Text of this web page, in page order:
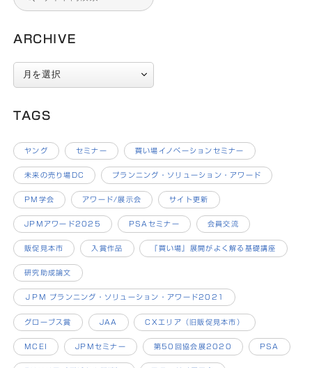
ARCHIVE
ARCHIVE
TAGS
ヤング セミナー 買い場イノベーションセミナー
未来の売り場DC プランニング・ソリューション・アワード
PM学会 アワード/展示会 サイト更新
JPMアワード2025 PSAセミナー 会員交流
販促見本市 入賞作品 『買い場』展開がよく解る基礎講座
研究助成論文
ＪPM プランニング・ソリューション・アワード2021
グローブス賞 JAA CXエリア（旧販促見本市）
MCEI JPMセミナー 第50回協会展2020 PSA